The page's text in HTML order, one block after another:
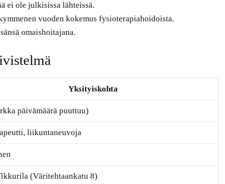
ei ole julkisissa lähteissä.
vuoden kokemus fysioterapiahoidoista.
omaishoitajana.
Yksityiskohta
päivämäärä puuttuu)
liikuntaneuvoja
(Väritehtaankatu 8)